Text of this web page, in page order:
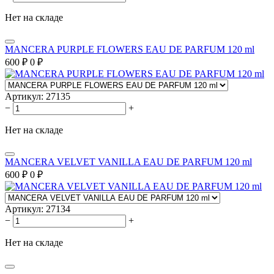
Нет на складе
MANCERA PURPLE FLOWERS EAU DE PARFUM 120 ml
600 ₽ 0 ₽
Артикул: 27135
−
+
Нет на складе
MANCERA VELVET VANILLA EAU DE PARFUM 120 ml
600 ₽ 0 ₽
Артикул: 27134
−
+
Нет на складе